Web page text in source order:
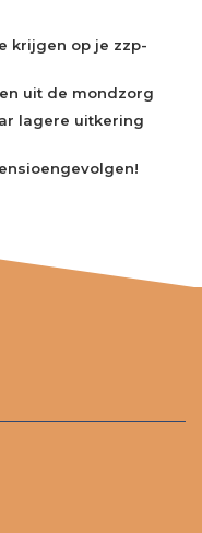
krijgen op je zzp-
uit de mondzorg
lagere uitkering